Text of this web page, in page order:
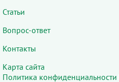
Статьи
Вопрос-ответ
Контакты
Карта сайта
Политика конфиденциальности